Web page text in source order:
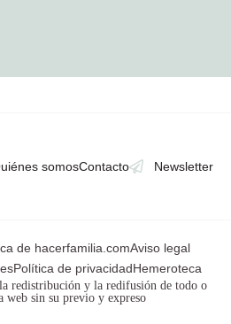
somosContacto Newsletter
de hacerfamilia.comAviso legal
Política de privacidadHemeroteca
redistribución y la redifusión de todo o
web sin su previo y expreso